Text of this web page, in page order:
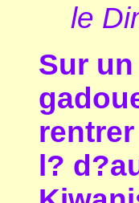
le
Sur
l?